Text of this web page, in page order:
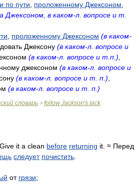
по пути проложенному Джексоном
Джексоном, в каком-л. вопросе и т.
проложенному Джексоном (в каком-
Джексону (в каком-л. вопросе и
(в каком-л. вопросе и т.п.)
джексоном (в каком-л. вопросе и
(в каком-л. вопросе и т. п.)
(в каком-л. вопросе и т. п.)
словарь > follow Jackson's tack
Give it a clean before returning it. ≈ Перед
следует почистить
от грязи;